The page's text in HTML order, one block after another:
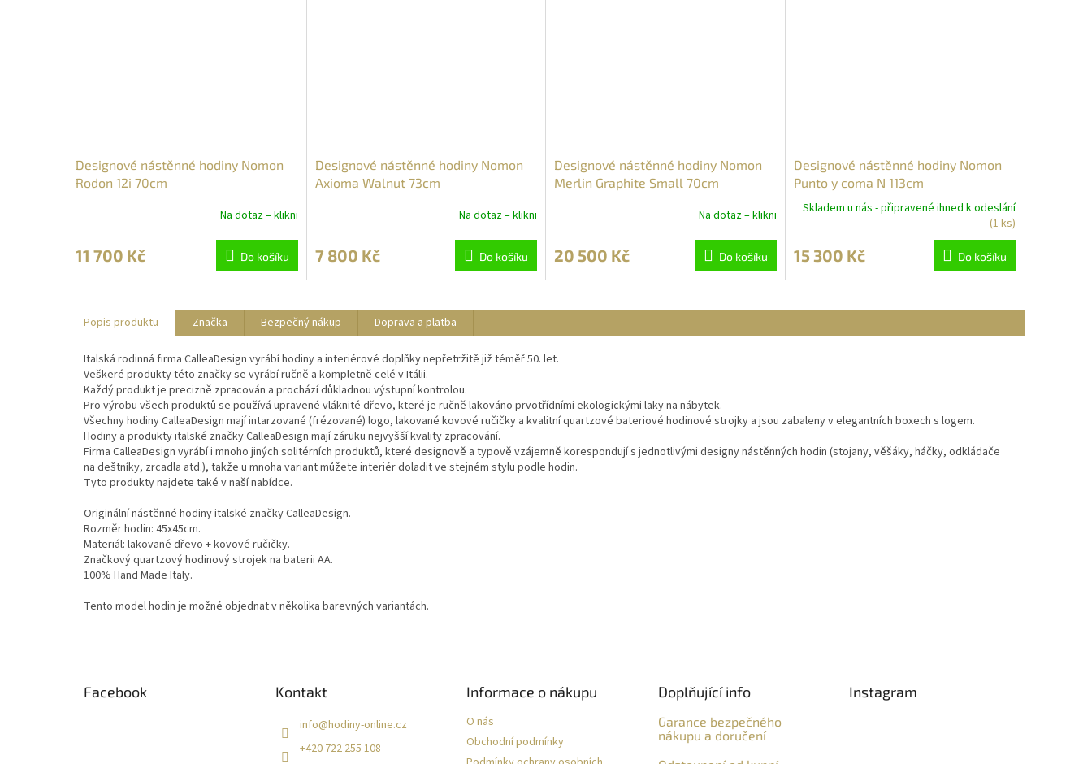
Designové nástěnné hodiny Nomon
Rodon 12i 70cm
Na dotaz – klikni
11 700 Kč Do košíku
Designové nástěnné hodiny Nomon
Axioma Walnut 73cm
Na dotaz – klikni
7 800 Kč Do košíku
Designové nástěnné hodiny Nomon
Merlin Graphite Small 70cm
Na dotaz – klikni
20 500 Kč Do košíku
Designové nástěnné hodiny Nomon
Punto y coma N 113cm
Skladem u nás - připravené ihned k odeslání
(1 ks)
15 300 Kč Do košíku
Popis produktu Značka Bezpečný nákup Doprava a platba
Italská rodinná firma CalleaDesign vyrábí hodiny a interiérové doplňky nepřetržitě již téměř 50. let.
Veškeré produkty této značky se vyrábí ručně a kompletně celé v Itálii.
Každý produkt je precizně zpracován a prochází důkladnou výstupní kontrolou.
Pro výrobu všech produktů se používá upravené vláknité dřevo, které je ručně lakováno prvotřídními ekologickými laky na nábytek.
Všechny hodiny CalleaDesign mají intarzované (frézované) logo, lakované kovové ručičky a kvalitní quartzové bateriové hodinové strojky a jsou zabaleny v elegantních boxech s logem.
Hodiny a produkty italské značky CalleaDesign mají záruku nejvyšší kvality zpracování.
Firma CalleaDesign vyrábí i mnoho jiných solitérních produktů, které designově a typově vzájemně korespondují s jednotlivými designy nástěnných hodin (stojany, věšáky, háčky, odkládače
na deštníky, zrcadla atd.), takže u mnoha variant můžete interiér doladit ve stejném stylu podle hodin.
Tyto produkty najdete také v naší nabídce.
Originální nástěnné hodiny italské značky CalleaDesign.
Rozměr hodin: 45x45cm.
Materiál: lakované dřevo + kovové ručičky.
Značkový quartzový hodinový strojek na baterii AA.
100% Hand Made Italy.
Tento model hodin je možné objednat v několika barevných variantách.
Facebook Kontakt
info@hodiny-online.cz
+420 722 255 108
Informace o nákupu
O nás
Obchodní podmínky
Doplňující info
Garance bezpečného
nákupu a doručení
Instagram